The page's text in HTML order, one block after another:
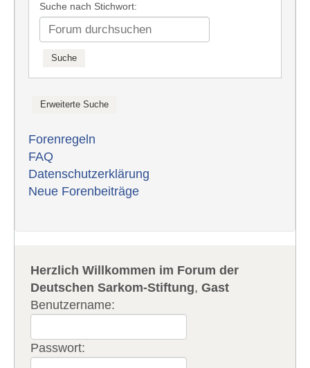
Suche nach Stichwort:
Forenregeln
FAQ
Datenschutzerklärung
Neue Forenbeiträge
Herzlich Willkommen im Forum der
Deutschen Sarkom-Stiftung,Gast
Benutzername:
Passwort: